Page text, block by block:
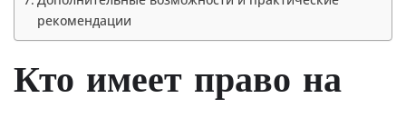
рекомендации
Кто имеет право на